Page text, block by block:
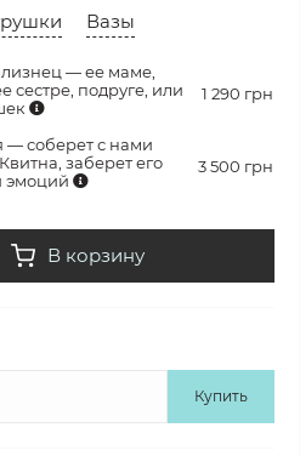
Вазы
— ее маме,
сестре, подруге, или
1 290 грн
— соберет с нами
заберет его
эмоций
3 500 грн
В корзину
Купить